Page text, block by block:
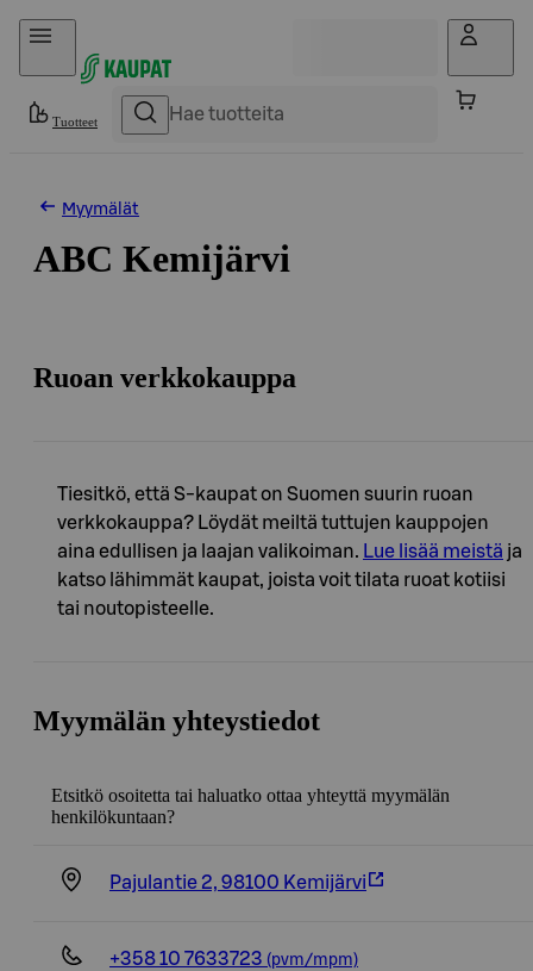
Hyppää sisältöön
Tuotteet
Myymälät
ABC Kemijärvi
Ruoan verkkokauppa
Tiesitkö, että S-kaupat on Suomen suurin ruoan
verkkokauppa? Löydät meiltä tuttujen kauppojen
aina edullisen ja laajan valikoiman. Lue lisää meistä ja
katso lähimmät kaupat, joista voit tilata ruoat kotiisi
tai noutopisteelle.
Myymälän yhteystiedot
Etsitkö osoitetta tai haluatko ottaa yhteyttä myymälän
henkilökuntaan?
Pajulantie 2, 98100 Kemijärvi
+358 10 7633723 (pvm/mpm)